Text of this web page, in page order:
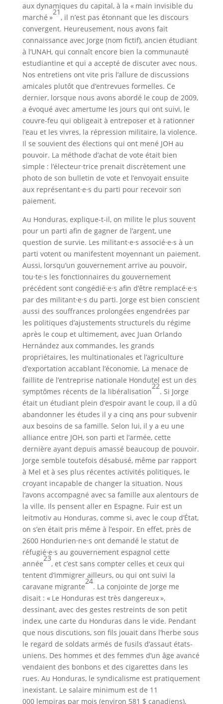
aux dynamiques du capital, à la « main invisible du
marché »
21
, il n’est pas étonnant que les discours
convergent. Heureusement, nous avons fait
connaissance avec Jorge (nom fictif), ancien étudiant
à l’UNAH, qui connaît encore bien la communauté
estudiantine et qui a accepté de discuter avec nous.
Nos entretiens ont vite pris l’allure de discussions
amicales plutôt que d’entrevues formelles. Ce
dernier, lorsque nous avons abordé le coup de 2009,
a évoqué avec amertume les jours qui ont suivi, le
couvre-feu qui obligeait à entreposer et à rationner
l’eau et les vivres, la répression militaire, la violence.
Il se souvient des élections qui ont mené JOH au
pouvoir. La méthode d’achat de vote était bien
simple : l’électeur·trice prenait discrètement une
photo de son bulletin de vote et l’envoyait ensuite
aux représentant·e·s du parti pour recevoir son
paiement.
Au Honduras, explique-t-il, on milite le plus souvent
pour un parti afin de gagner de l’argent, une
question de survie. Les militant·e·s associé·e·s à un
parti votent ou manifestent moyennant un paiement.
Aussi, lorsqu’un gouvernement arrive au pouvoir,
tou·te·s les fonctionnaires du gouvernement
précédent sont congédié·e·s afin d’être remplacé·e·s
par des militant·e·s du parti. Jorge est bien conscient
aussi des souffrances prolongées engendrées par
les politiques d’ajustements structurels du régime
après le coup et ultimement, avec Juan Orlando
Hernández aux commandes, les grands
propriétaires, les multinationales et l’agriculture
d’exportation accablant l’économie. La menace de
faillite de l’entreprise nationale Hondutel est un des
symptômes récents de la libéralisation
22
. Si Jorge
était un étudiant plein d’espoir avant le coup, il a dû
abandonner les études il y a cinq ans pour subvenir
aux besoins de sa famille. Selon lui, il y a eu une
alliance entre JOH, son parti et l’armée, cette
dernière ayant depuis amassé beaucoup de pouvoir.
Jorge semble toutefois désabusé, même par rapport
à Mel et à ses plus récentes activités politiques, le
croyant incapable de changer la situation. Nous
l’avons accompagné avec sa famille aux alentours de
la ville. Ils pensent aller en Espagne. Fuir est un
leitmotiv au Honduras, comme si, avec le coup d’État,
on s’en était pris même à l’espoir. En effet, près de
2600 Hondurien·ne·s ont demandé le statut de
réfugié·e·s au gouvernement espagnol cette
année
23
, et c’est sans compter celles et ceux qui
tentent d’immigrer ailleurs, ou qui ont suivi la
caravane migrante
24
. La conjointe de Jorge me
disait : « Le Honduras est très dangereux »,
dessinant, avec des gestes restreints de son petit
index, une carte du Honduras dans le vide. Pendant
que nous discutions, son fils jouait dans l’herbe sous
le regard de soldats armés de fusils d’assaut états-
uniens. Des hommes et des femmes d’un âge avancé
vendaient des bonbons et des cigarettes dans les
rues. Au Honduras, le syndicalisme est pratiquement
inexistant. Le salaire minimum est de 11
000 lempiras par mois (environ 581 $ canadiens),